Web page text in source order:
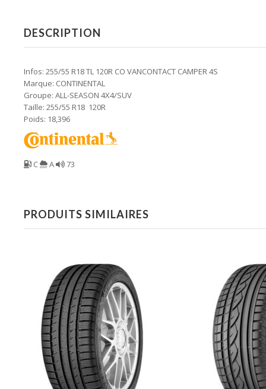
DESCRIPTION
Infos: 255/55 R18 TL 120R CO VANCONTACT CAMPER 4S
Marque: CONTINENTAL
Groupe: ALL-SEASON 4X4/SUV
Taille: 255/55 R18 120R
Poids: 18,396
C A 73
PRODUITS SIMILAIRES